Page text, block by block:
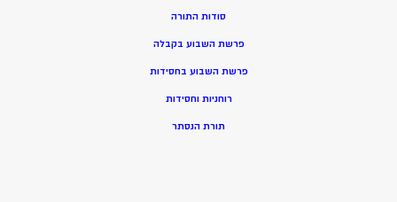
סודות התורה
פרשת השבוע בקבלה
פרשת השבוע בחסידות
רוחניות וחסידות
תורת הנסתר